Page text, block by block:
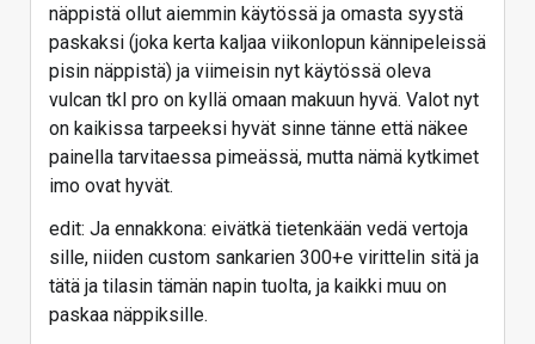
näppistä ollut aiemmin käytössä ja omasta syystä
paskaksi (joka kerta kaljaa viikonlopun kännipeleissä
pisin näppistä) ja viimeisin nyt käytössä oleva
vulcan tkl pro on kyllä omaan makuun hyvä. Valot nyt
on kaikissa tarpeeksi hyvät sinne tänne että näkee
painella tarvitaessa pimeässä, mutta nämä kytkimet
imo ovat hyvät.
edit: Ja ennakkona: eivätkä tietenkään vedä vertoja
sille, niiden custom sankarien 300+e virittelin sitä ja
tätä ja tilasin tämän napin tuolta, ja kaikki muu on
paskaa näppiksille.